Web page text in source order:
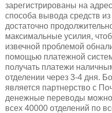
зарегистрированы на
способа вывода средств
достаточно
максимальные усилия,
извечной проблемой
помощью платежной
получать платежи
отделении через 3-4 дня.
является партнерство с
денежные переводы можно
всех 40000 отделений по